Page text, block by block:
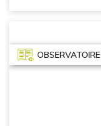
OBSERVATOIRE